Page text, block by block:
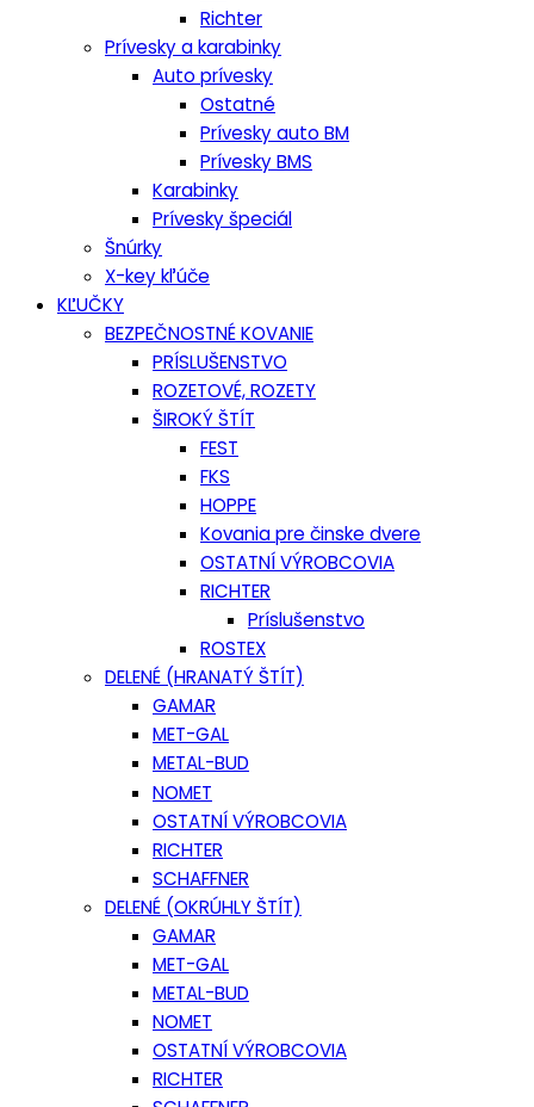
Richter
Prívesky a karabinky
Auto prívesky
Ostatné
Prívesky auto BM
Prívesky BMS
Karabinky
Prívesky špeciál
Šnúrky
X-key kľúče
KĽUČKY
BEZPEČNOSTNÉ KOVANIE
PRÍSLUŠENSTVO
ROZETOVÉ, ROZETY
ŠIROKÝ ŠTÍT
FEST
FKS
HOPPE
Kovania pre činske dvere
OSTATNÍ VÝROBCOVIA
RICHTER
Príslušenstvo
ROSTEX
DELENÉ (HRANATÝ ŠTÍT)
GAMAR
MET-GAL
METAL-BUD
NOMET
OSTATNÍ VÝROBCOVIA
RICHTER
SCHAFFNER
DELENÉ (OKRÚHLY ŠTÍT)
GAMAR
MET-GAL
METAL-BUD
NOMET
OSTATNÍ VÝROBCOVIA
RICHTER